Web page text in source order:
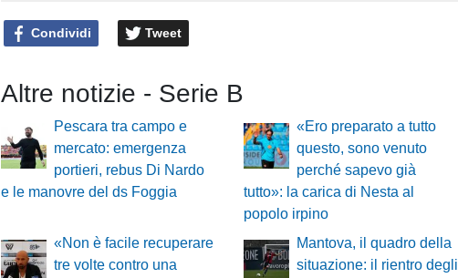
Condividi Tweet
Altre notizie - Serie B
Pescara tra campo e
mercato: emergenza
portieri, rebus Di Nardo
e le manovre del ds Foggia
«Ero preparato a tutto
questo, sono venuto
perché sapevo già
tutto»: la carica di Nesta al
popolo irpino
«Non è facile recuperare
tre volte contro una
Mantova, il quadro della
situazione: il rientro degli